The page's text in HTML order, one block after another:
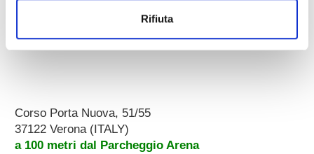
Rifiuta
Corso Porta Nuova, 51/55
37122 Verona (ITALY)
a 100 metri dal Parcheggio Arena